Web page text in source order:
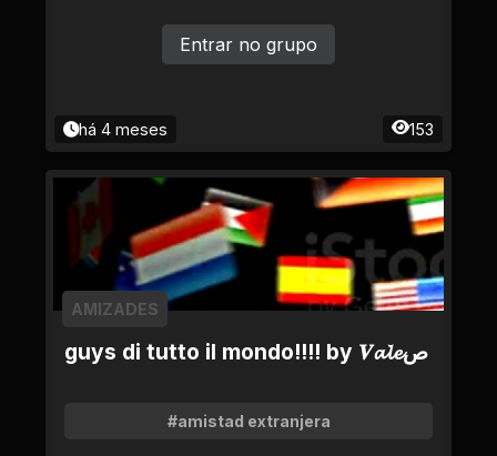
há 4 meses 153
Entrar no grupo
guys di tutto il mondo!!!! by 𝑽𝓪𝓵𝓮ص
AMIZADES
#amistad extranjera